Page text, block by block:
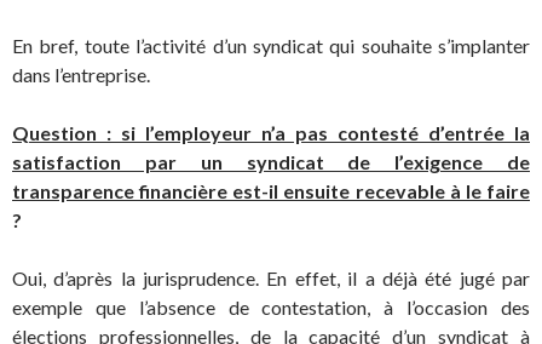
En bref, toute l’activité d’un syndicat qui souhaite s’implanter
dans l’entreprise.
Question : si l’employeur n’a pas contesté d’entrée la
satisfaction par un syndicat de l’exigence de
transparence financière est-il ensuite recevable à le faire
?
Oui, d’après la jurisprudence. En effet, il a déjà été jugé par
exemple que l’absence de contestation, à l’occasion des
élections professionnelles, de la capacité d’un syndicat à